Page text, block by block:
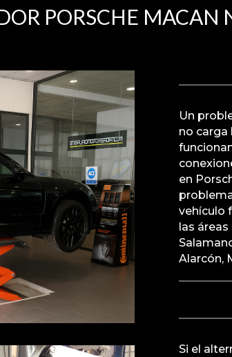
PORSCHE MACAN
Un
no carga
en
vehículo
las
Alarcón,
Si el